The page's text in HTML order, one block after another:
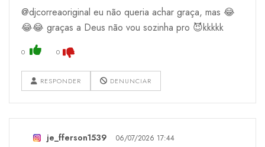
@djcorreaoriginal eu não queria achar graça, mas 😂
😂😂 graças a Deus não vou sozinha pro 😈kkkkk
0 0
RESPONDER DENUNCIAR
je_fferson1539 06/07/2026 17:44